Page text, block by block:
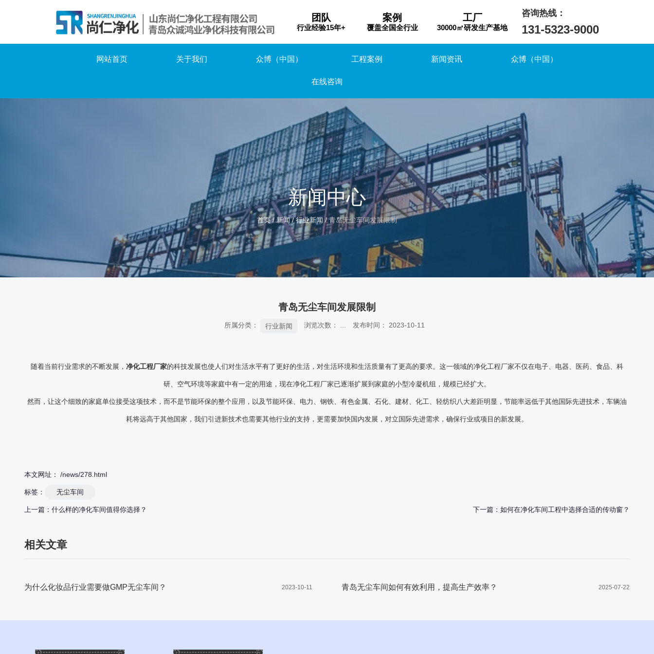
团队
行业经验15年+
案例
覆盖全国全行业
工厂
30000㎡研发生产基地
咨询热线：
131-5323-9000
网站首页 关于我们 众博（中国） 工程案例 新闻资讯 众博（中国）
在线咨询
新闻中心
首页/新闻 /行业新闻 /青岛无尘车间发展限制
青岛无尘车间发展限制
所属分类： 行业新闻 浏览次数： ... 发布时间： 2023-10-11
随着当前行业需求的不断发展， 净化工程厂家的科技发展也使人们对生活水平有了更好的生活，对生活环境和生活质量有了更高的要求。这一领域的净化工程厂家不仅在电子、电器、医药、食品、科
研、空气环境等家庭中有一定的用途，现在净化工程厂家已逐渐扩展到家庭的小型冷凝机组，规模已经扩大。
然而，让这个细致的家庭单位接受这项技术，而不是节能环保的整个应用，以及节能环保、电力、钢铁、有色金属、石化、建材、化工、轻纺织八大差距明显，节能率远低于其他国际先进技术，车辆油
耗将远高于其他国家，我们引进新技术也需要其他行业的支持，更需要加快国内发展，对立国际先进需求，确保行业或项目的新发展。
本文网址： /news/278.html
标签： 无尘车间
上一篇： 什么样的净化车间值得你选择？ 下一篇： 如何在净化车间工程中选择合适的传动窗？
相关文章
2023-10-11
为什么化妆品行业需要做GMP无尘车间？ 2025-07-22
青岛无尘车间如何有效利用，提高生产效率？